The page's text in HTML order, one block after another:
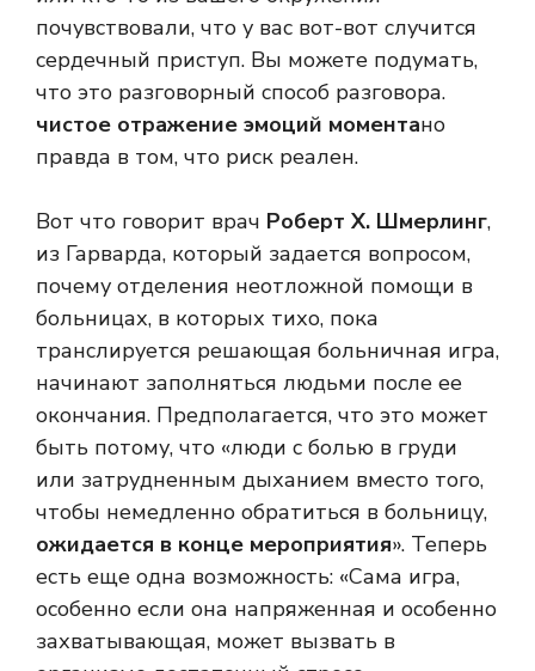
почувствовали, что у вас вот-вот случится
сердечный приступ. Вы можете подумать,
что это разговорный способ разговора.
чистое отражение эмоций моментано
правда в том, что риск реален.
Вот что говорит врач Роберт Х. Шмерлинг,
из Гарварда, который задается вопросом,
почему отделения неотложной помощи в
больницах, в которых тихо, пока
транслируется решающая больничная игра,
начинают заполняться людьми после ее
окончания. Предполагается, что это может
быть потому, что «люди с болью в груди
или затрудненным дыханием вместо того,
чтобы немедленно обратиться в больницу,
ожидается в конце мероприятия». Теперь
есть еще одна возможность: «Сама игра,
особенно если она напряженная и особенно
захватывающая, может вызвать в